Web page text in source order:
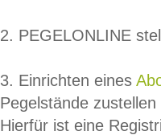
2. PEGELONLINE
3. Einrichten eines
Pegelstände
Hierfür ist eine